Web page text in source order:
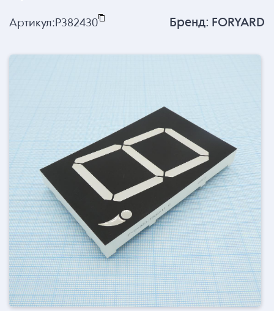
Артикул: P382430 Бренд: FORYARD